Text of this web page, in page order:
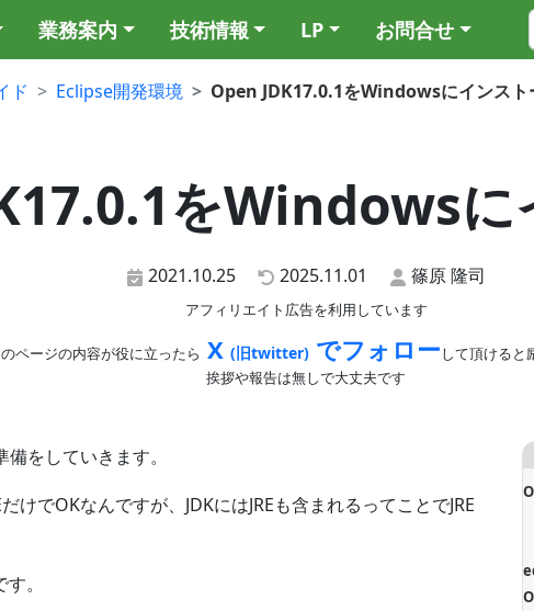
業務案内 技術情報 LP お問合せ
ド Eclipse開発環境 Open JDK17.0.1をWindowsにインスト
をWindowsに
2021.10.25 2025.11.01 篠原 隆司
アフィリエイト広告を利用しています
ページの内容が役に立ったら X (旧twitter)でフォローして頂けると
挨拶や報告は無しで大丈夫です
をしていきます。
けでOKなんですが、JDKにはJREも含まれるってことでJRE
。